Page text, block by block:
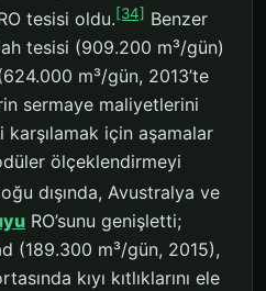
tesisi oldu.[34] Benzer
tesisi (909.200 m³/gün)
m³/gün, 2013’te
sermaye maliyetlerini
için aşamalar
ölçeklendirmeyi
dışında, Avustralya ve
RO’sunu genişletti;
(189.300 m³/gün, 2015),
kıyı kıtlıklarını ele